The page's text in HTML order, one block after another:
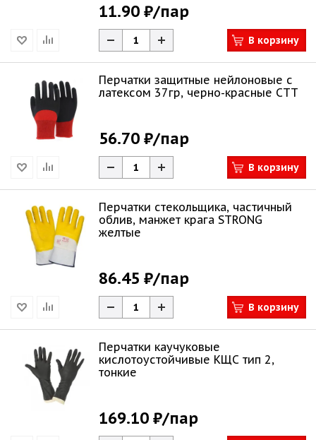
11.90 ₽/пар
В корзину
Перчатки защитные нейлоновые с
латексом 37гр, черно-красные СТТ
56.70 ₽/пар
В корзину
Перчатки стекольщика, частичный
облив, манжет крага STRONG
желтые
86.45 ₽/пар
В корзину
Перчатки каучуковые
кислотоустойчивые КЩС тип 2,
тонкие
169.10 ₽/пар